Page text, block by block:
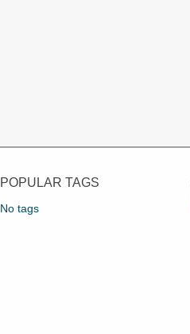
POPULAR TAGS
No tags